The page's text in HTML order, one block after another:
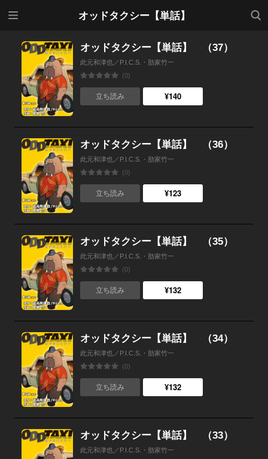
オッドタクシー【単話】
検索
オッドタクシー【単話】 （37）
此元和津也／P.I.C.S.・肋家竹一
(0)
立ち読み ¥140
オッドタクシー【単話】 （36）
此元和津也／P.I.C.S.・肋家竹一
(0)
立ち読み ¥123
オッドタクシー【単話】 （35）
此元和津也／P.I.C.S.・肋家竹一
(0)
立ち読み ¥132
オッドタクシー【単話】 （34）
此元和津也／P.I.C.S.・肋家竹一
(0)
立ち読み ¥132
オッドタクシー【単話】 （33）
此元和津也／P.I.C.S.・肋家竹一